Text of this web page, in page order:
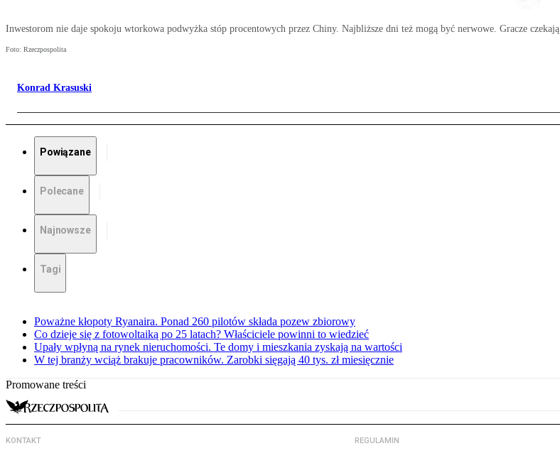
Inwestorom nie daje spokoju wtorkowa podwyżka stóp procentowych przez Chiny. Najbliższe dni też mogą być nerwowe. Gracze
Foto: Rzeczpospolita
Konrad Krasuski
Powiązane
Polecane
Najnowsze
Tagi
Poważne kłopoty Ryanaira. Ponad 260 pilotów składa pozew zbiorowy
Co dzieje się z fotowoltaiką po 25 latach? Właściciele powinni to wiedzieć
Upały wpłyną na rynek nieruchomości. Te domy i mieszkania zyskają na wartości
W tej branży wciąż brakuje pracowników. Zarobki sięgają 40 tys. zł miesięcznie
Promowane treści
KONTAKT REGULAMIN